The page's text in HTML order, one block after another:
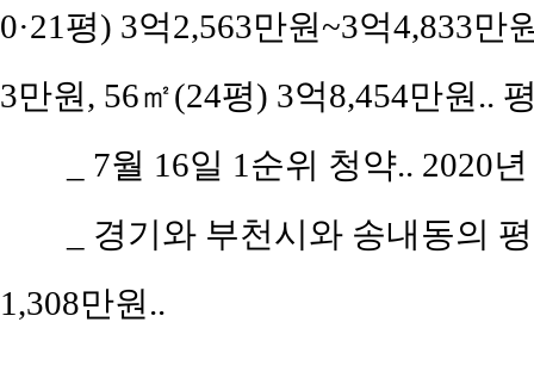
0·21평) 3억2,563만원~3억4,833만
3만원, 56㎡(24평) 3억8,454만원..
_ 7월 16일 1순위 청약.. 2020
_ 경기와 부천시와 송내동의
1,308만원..